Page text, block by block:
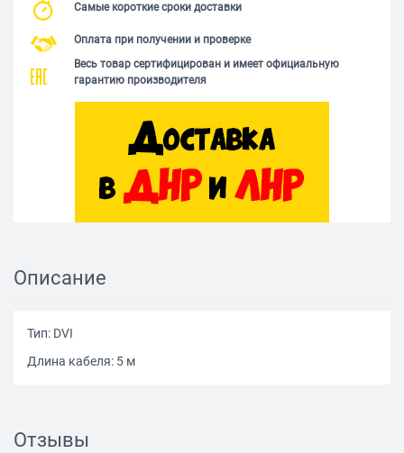
Самые короткие сроки доставки
Оплата при получении и проверке
Весь товар сертифицирован и имеет официальную
гарантию производителя
Описание
Тип: DVI
Длина кабеля: 5 м
Отзывы